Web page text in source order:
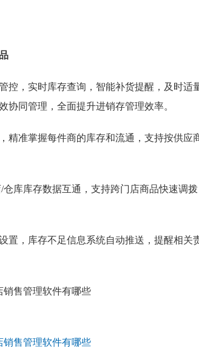
控，实时库存查询，智能补货提醒，及时适
同管理，全面提升进销存管理效率。
精准掌握每件商的库存和流通，支持按供应
库库存数据互通，支持跨门店商品快速调
置，库存不足信息系统自动推送，提醒相关